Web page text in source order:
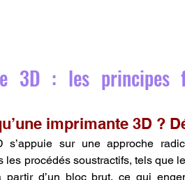
3D : les principes
imprimante 3D ?
s’appuie sur une approche
les procédés soustractifs, tels que
d’un bloc brut, ce qui